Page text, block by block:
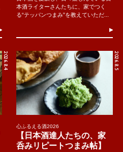
本酒ライターさんたちに、家でつく
る“テッパンつまみ”を教えていただ...
2026.8.4 2026.8.5
心ふるえる酒2026
【日本酒達人たちの、家
呑みリピートつまみ帖】